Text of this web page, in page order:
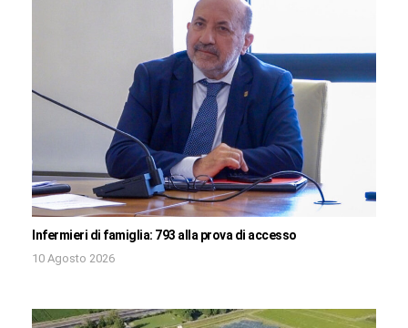
Infermieri di famiglia: 793 alla prova di accesso
10 Agosto 2026